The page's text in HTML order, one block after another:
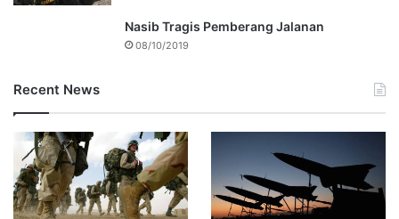
Nasib Tragis Pemberang Jalanan
08/10/2019
Recent News